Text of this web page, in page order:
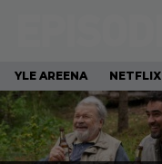
YLE AREENA NETFLIX